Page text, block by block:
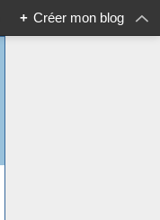
+ Créer mon blog